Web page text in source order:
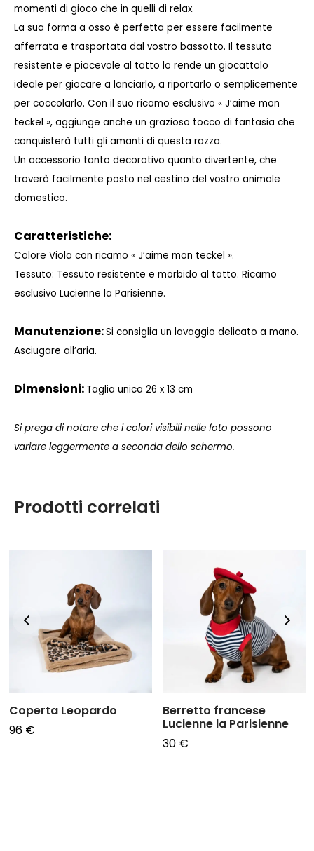
momenti di gioco che in quelli di relax.
La sua forma a osso è perfetta per essere facilmente
afferrata e trasportata dal vostro bassotto. Il tessuto
resistente e piacevole al tatto lo rende un giocattolo
ideale per giocare a lanciarlo, a riportarlo o semplicemente
per coccolarlo. Con il suo ricamo esclusivo « J’aime mon
teckel », aggiunge anche un grazioso tocco di fantasia che
conquisterà tutti gli amanti di questa razza.
Un accessorio tanto decorativo quanto divertente, che
troverà facilmente posto nel cestino del vostro animale
domestico.
Caratteristiche:
Colore Viola con ricamo « J’aime mon teckel ».
Tessuto: Tessuto resistente e morbido al tatto. Ricamo
esclusivo Lucienne la Parisienne.
Manutenzione:Si consiglia un lavaggio delicato a mano.
Asciugare all’aria.
Dimensioni: Taglia unica 26 x 13 cm
Si prega di notare che i colori visibili nelle foto possono
variare leggermente a seconda dello schermo.
Prodotti correlati
Coperta Leopardo
96 €
Berretto francese
Lucienne la Parisienne
30 €